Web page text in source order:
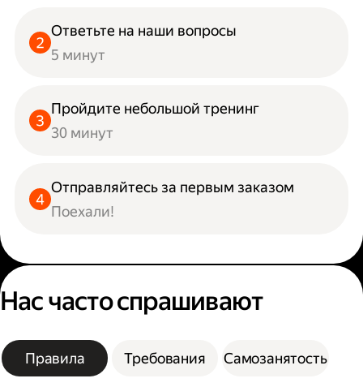
Ответьте на наши вопросы
5 минут
Пройдите небольшой тренинг
30 минут
Отправляйтесь за первым заказом
Поехали!
Нас часто спрашивают
Правила Требования Самозанятость